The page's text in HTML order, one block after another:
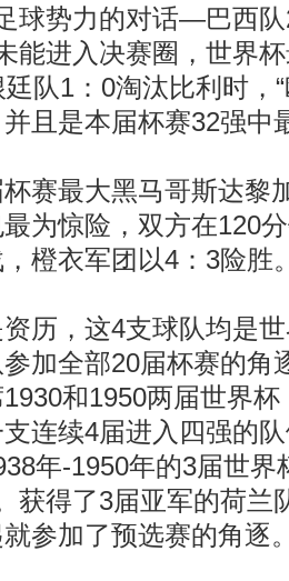
球势力的对话—巴西
能进入决赛圈，世界
队1：0淘汰比利时，
且是本届杯赛32强中
最大黑马哥斯达黎
为惊险，双方在120
橙衣军团以4：3险胜
，这4支球队均是世
加全部20届杯赛的角
和1950两届世界
连续4届进入四强的
年-1950年的3届世界
获得了3届亚军的荷兰
参加了预选赛的角逐